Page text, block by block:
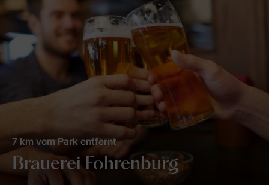
Brauerei Fohrenburg
7 km vom Park entfernt